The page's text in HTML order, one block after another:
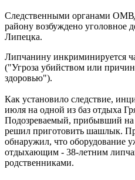
Следственными органами
району возбуждено уголовное
Липецка.
Липчанину инкриминируется
("Угроза убийством или
здоровью").
Как установило следствие,
июля на одной из баз отдыха
Подозреваемый, прибывший на
решил приготовить шашлык.
обнаружил, что оборудование
отдыхающим - 38-летним
родственниками.